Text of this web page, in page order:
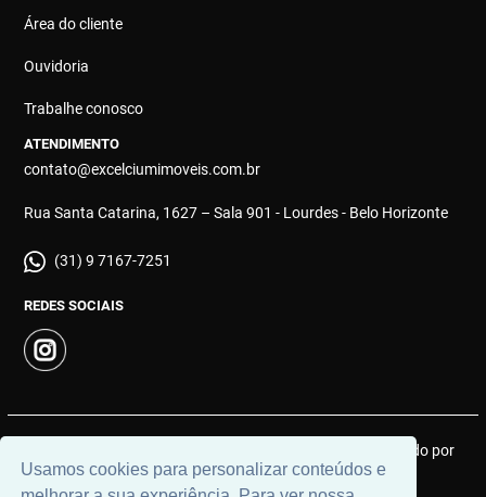
Usamos cookies para personalizar conteúdos e
Área do cliente
Ouvidoria
Trabalhe conosco
ATENDIMENTO
contato@excelciumimoveis.com.br
Rua Santa Catarina, 1627 – Sala 901 - Lourdes - Belo Horizonte
(31) 9 7167-7251
REDES SOCIAIS
© 2026 | Excelcium Imóveis | CRECI: MGJ 9183 | Desenvolvido por
Universal Software.